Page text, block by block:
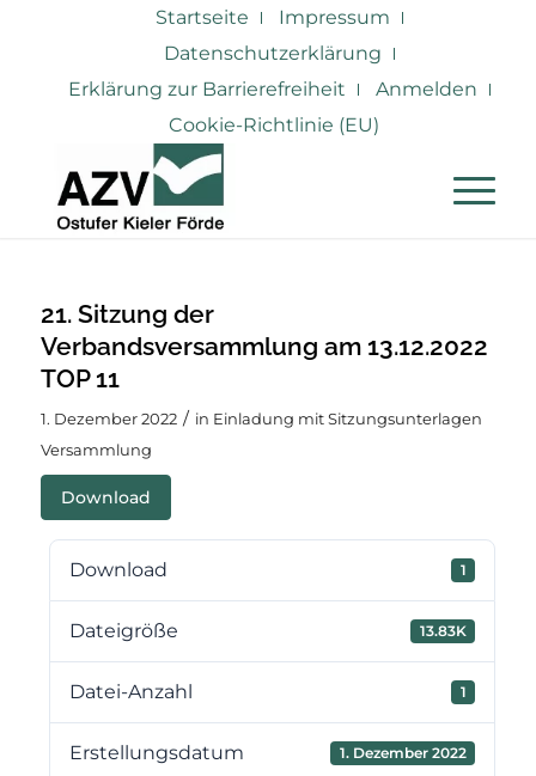
Startseite
Impressum
Datenschutzerklärung
Erklärung zur Barrierefreiheit
Anmelden
Cookie-Richtlinie (EU)
21. Sitzung der
Verbandsversammlung am 13.12.2022
TOP 11
1. Dezember 2022 / in Einladung mit Sitzungsunterlagen
Versammlung
Download
Download 1
Dateigröße 13.83K
Datei-Anzahl 1
Erstellungsdatum 1. Dezember 2022